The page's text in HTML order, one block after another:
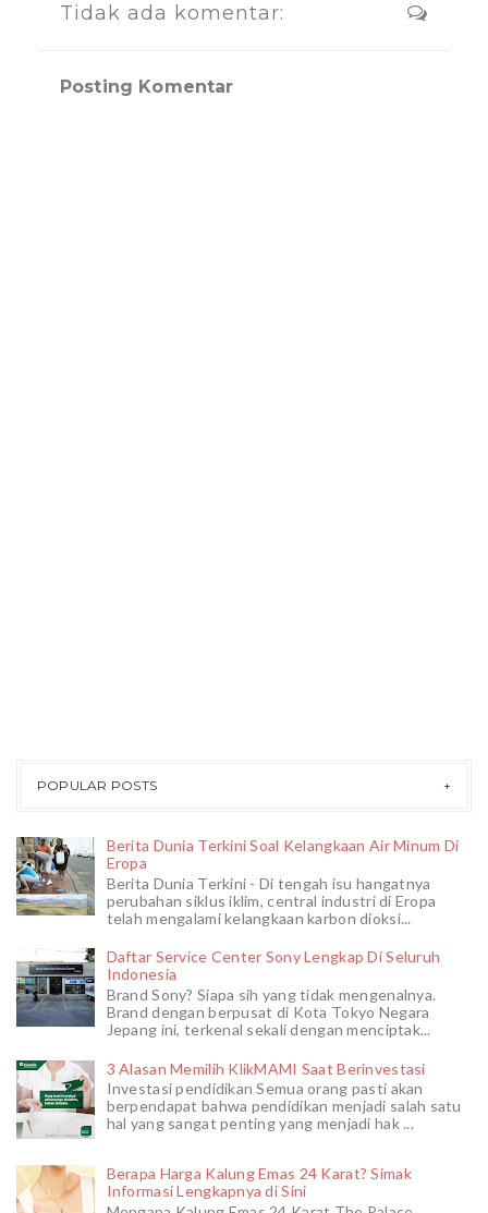
Tidak ada komentar:
Posting Komentar
POPULAR POSTS
Berita Dunia Terkini Soal Kelangkaan Air Minum Di
Eropa
Berita Dunia Terkini - Di tengah isu hangatnya
perubahan siklus iklim, central industri di Eropa
telah mengalami kelangkaan karbon dioksi...
Daftar Service Center Sony Lengkap Di Seluruh
Indonesia
Brand Sony? Siapa sih yang tidak mengenalnya.
Brand dengan berpusat di Kota Tokyo Negara
Jepang ini, terkenal sekali dengan menciptak...
3 Alasan Memilih KlikMAMI Saat Berinvestasi
Investasi pendidikan Semua orang pasti akan
berpendapat bahwa pendidikan menjadi salah satu
hal yang sangat penting yang menjadi hak ...
Berapa Harga Kalung Emas 24 Karat? Simak
Informasi Lengkapnya di Sini